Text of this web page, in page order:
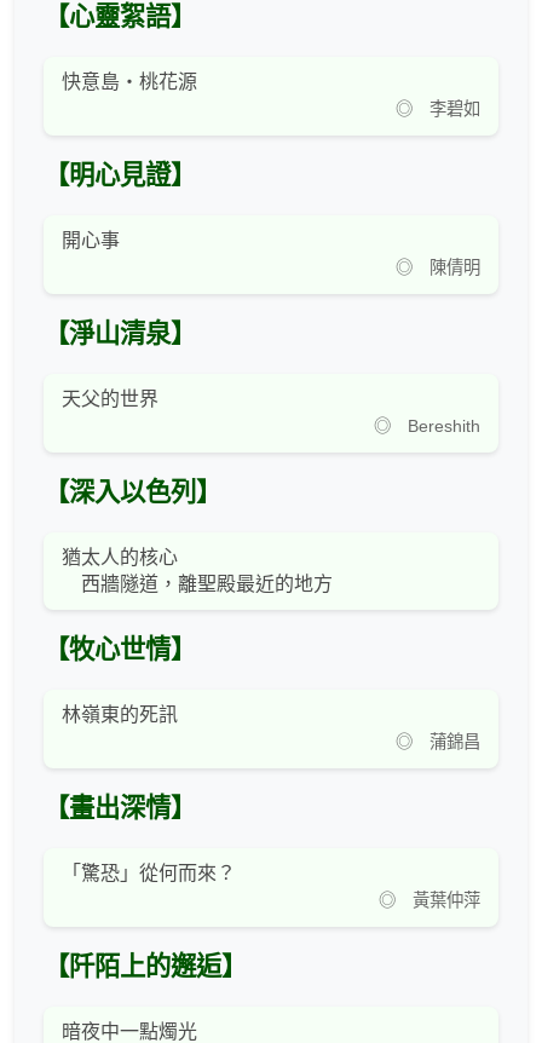
【心靈絮語】
快意島‧桃花源
◎ 李碧如
【明心見證】
開心事
◎ 陳倩明
【淨山清泉】
天父的世界
◎ Bereshith
【深入以色列】
猶太人的核心
西牆隧道，離聖殿最近的地方
【牧心世情】
林嶺東的死訊
◎ 蒲錦昌
【畫出深情】
「驚恐」從何而來？
◎ 黃葉仲萍
【阡陌上的邂逅】
暗夜中一點燭光